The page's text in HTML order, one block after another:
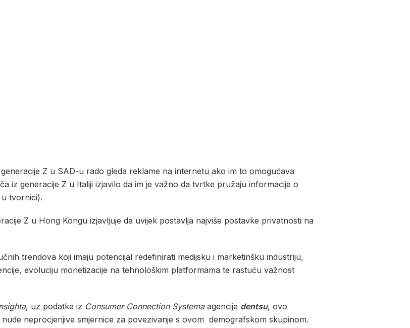
Z u SAD-u rado gleda reklame na internetu ako im to omogućava
iz generacije Z u Italiji izjavilo da im je važno da tvrtke pružaju informacije o
tvornici).
Z u Hong Kongu izjavljuje da uvijek postavlja najviše postavke privatnosti na
trendova koji imaju potencijal redefinirati medijsku i marketinšku industriju,
evoluciju monetizacije na tehnološkim platformama te rastuću važnost
, uz podatke iz Consumer Connection Systemaagencije dentsu, ovo
neprocjenjive smjernice za povezivanje s ovom demografskom skupinom.